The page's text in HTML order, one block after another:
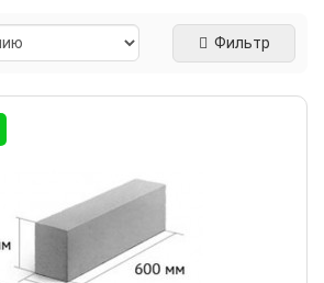
Фильтр